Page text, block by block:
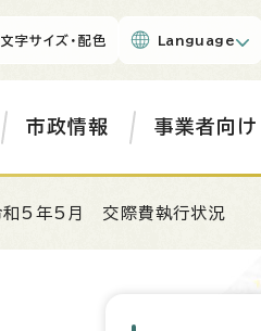
文字サイズ・配色 Language
市政情報 事業者向け
5年5月 交際費執行状況